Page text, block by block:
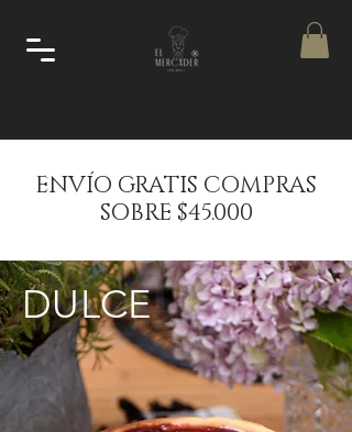
ENVÍO GRATIS COMPRAS
SOBRE $45.000
DULCE